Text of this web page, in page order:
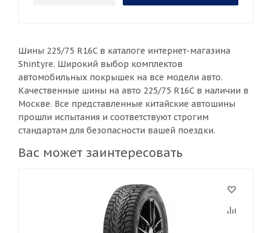
Шины 225/75 R16C в каталоге интернет-магазина
Shintyre. Широкий выбор комплектов
автомобильных покрышек на все модели авто.
Качественные шины на авто 225/75 R16C в наличии в
Москве. Все представленные китайские автошины
прошли испытания и соответствуют строгим
стандартам для безопасности вашей поездки.
Вас может заинтересовать